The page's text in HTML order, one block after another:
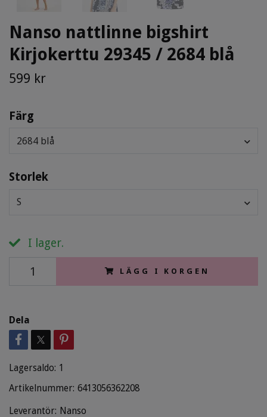
Nanso nattlinne bigshirt
Kirjokerttu 29345 / 2684 blå
599 kr
Färg
2684 blå
Storlek
S
I lager.
LÄGG I KORGEN
Dela
Lagersaldo: 1
Artikelnummer: 6413056362208
Leverantör: Nanso